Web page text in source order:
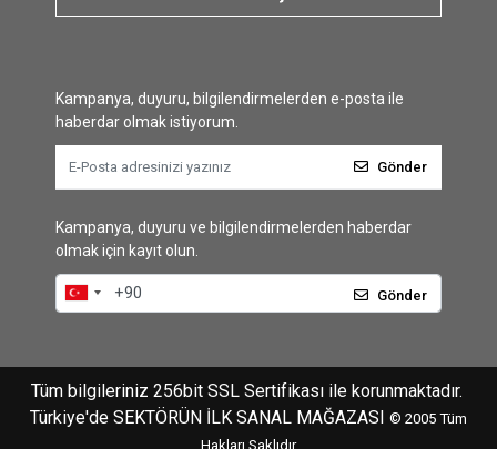
Kampanya, duyuru, bilgilendirmelerden e-posta ile
haberdar olmak istiyorum.
Gönder
Kampanya, duyuru ve bilgilendirmelerden haberdar
olmak için kayıt olun.
Gönder
Tüm bilgileriniz 256bit SSL Sertifikası ile korunmaktadır.
Türkiye'de SEKTÖRÜN İLK SANAL MAĞAZASI
© 2005 Tüm
Hakları Saklıdır